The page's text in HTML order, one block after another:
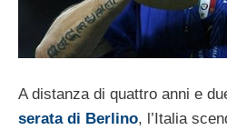
A distanza di quattro anni e
serata di Berlino, l’Italia